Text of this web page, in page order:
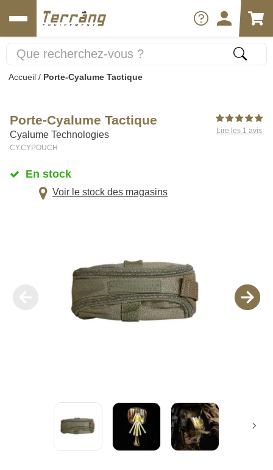
Accueil / Porte-Cyalume Tactique
Porte-Cyalume Tactique
Cyalume Technologies
CY.CYPOUCH
Lire les 1 avis
En stock
Voir le stock des magasins